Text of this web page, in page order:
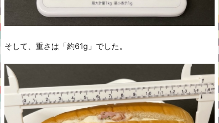
そして、重さは「約61g」でした。